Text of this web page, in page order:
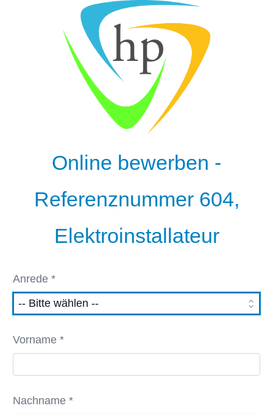
Online bewerben -
Referenznummer 604,
Elektroinstallateur
Anrede *
Vorname *
Nachname *